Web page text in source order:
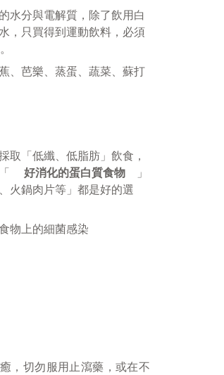
水分與電解質，除了飲用白
，只買得到運動飲料，必須
、芭樂、蒸蛋、蔬菜、蘇打
取「低纖、低脂肪」飲食，
好消化的蛋白質食物
」
火鍋肉片等」都是好的選
物上的細菌感染
，切勿服用止瀉藥，或在不